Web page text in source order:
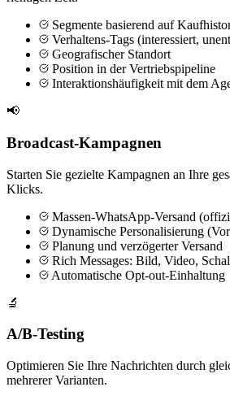
Segmente basierend auf
Verhaltens-Tags (interessiert,
Geografischer Standort
Position in der Vertriebspipeline
Interaktionshäufigkeit mit dem
📢
Broadcast-Kampagnen
Starten Sie gezielte Kampagnen an Ihre
Klicks.
Massen-WhatsApp-Versand
Dynamische Personalisierung
Planung und verzögerter Versand
Rich Messages: Bild, Video,
Automatische Opt-out-Einhaltung
🔬
A/B-Testing
Optimieren Sie Ihre Nachrichten durch
mehrerer Varianten.